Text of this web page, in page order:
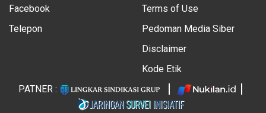
Facebook
Telepon
Terms of Use
Pedoman Media Siber
Disclaimer
Kode Etik
PATNER :